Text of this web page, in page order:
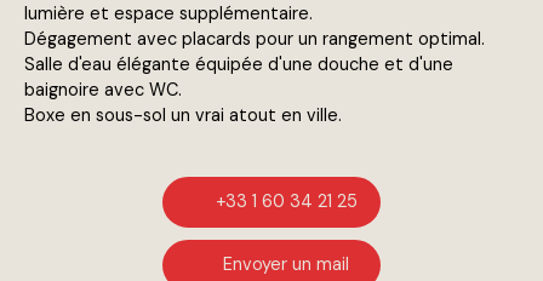
lumière et espace supplémentaire.
Dégagement avec placards pour un rangement optimal.
Salle d'eau élégante équipée d'une douche et d'une
baignoire avec WC.
Boxe en sous-sol un vrai atout en ville.
+33 1 60 34 21 25
Envoyer un mail